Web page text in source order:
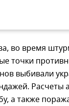
во время
точки
выбивали
Расчеты
а также